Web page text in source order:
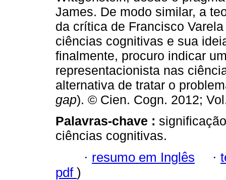
James. De modo similar, a
da crítica de Francisco
ciências cognitivas e sua
finalmente, procuro indicar
representacionista nas
alternativa de tratar o
gap). © Cien. Cogn. 2012;
Palavras-chave :
ciências cognitivas.
· resumo em Inglês ·
pdf )